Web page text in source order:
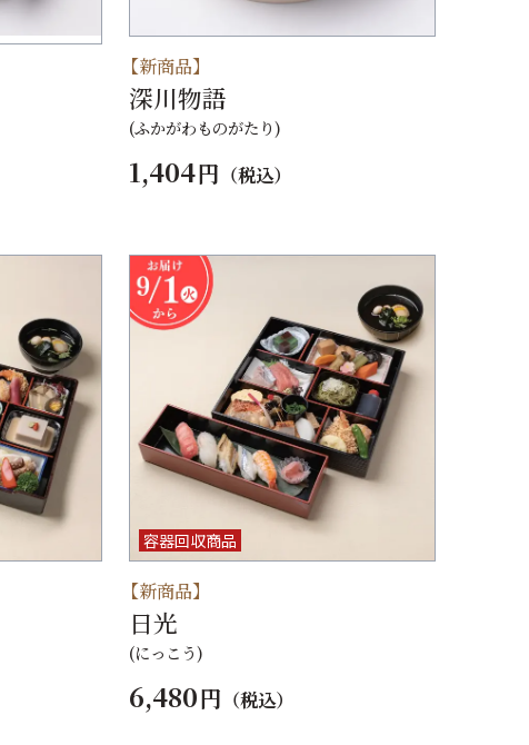
【新商品】
深川物語
(ふかがわものがたり)
1,404円 （税込）
容器回収商品
【新商品】
日光
(にっこう)
6,480円 （税込）